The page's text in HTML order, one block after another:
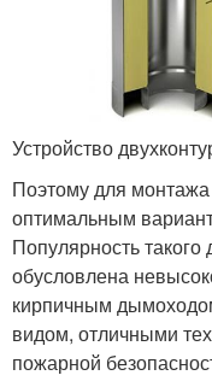
Устройство
Поэтому для
оптимальным
Популярность
обусловлена
кирпичным
видом, отличными
пожарной